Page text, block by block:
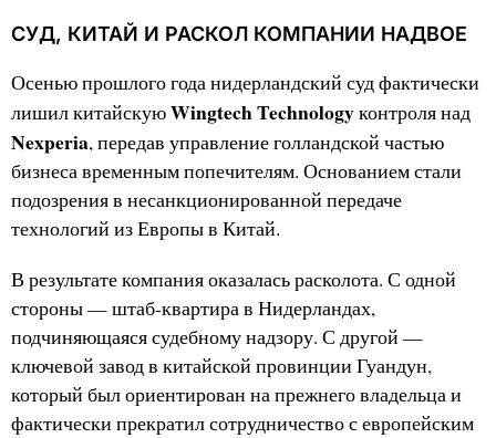
СУД, КИТАЙ И РАСКОЛ КОМПАНИИ НАДВОЕ
Осенью прошлого года нидерландский суд фактически
лишил китайскуюWingtech Technologyконтроля над
Nexperia, передав управление голландской частью
бизнеса временным попечителям. Основанием стали
подозрения в несанкционированной передаче
технологий из Европы в Китай.
В результате компания оказалась расколота. С одной
стороны — штаб-квартира в Нидерландах,
подчиняющаяся судебному надзору. С другой —
ключевой завод в китайской провинции Гуандун,
который был ориентирован на прежнего владельца и
фактически прекратил сотрудничество с европейским